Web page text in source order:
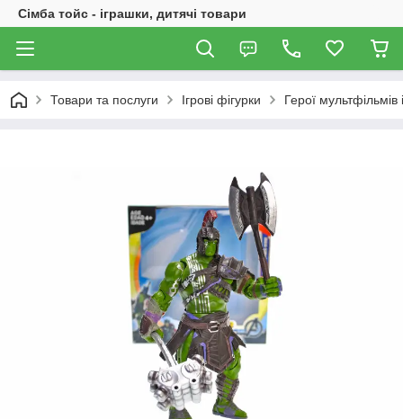
Сімба тойс - іграшки, дитячі товари
Товари та послуги Ігрові фігурки Герої мультфільмів